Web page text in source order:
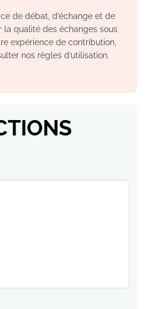
de débat, d’échange et de
la qualité des échanges sous
expérience de contribution,
nos règles d’utilisation.